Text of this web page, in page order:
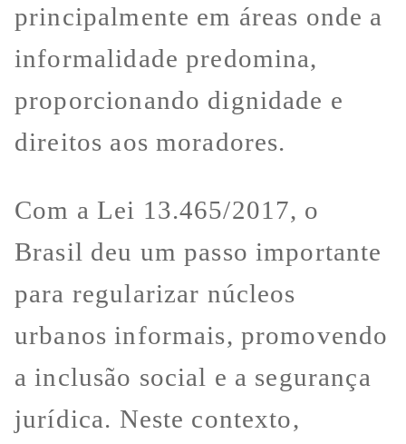
principalmente em áreas onde a
informalidade predomina,
proporcionando dignidade e
direitos aos moradores.
Com a Lei 13.465/2017, o
Brasil deu um passo importante
para regularizar núcleos
urbanos informais, promovendo
a inclusão social e a segurança
jurídica. Neste contexto,